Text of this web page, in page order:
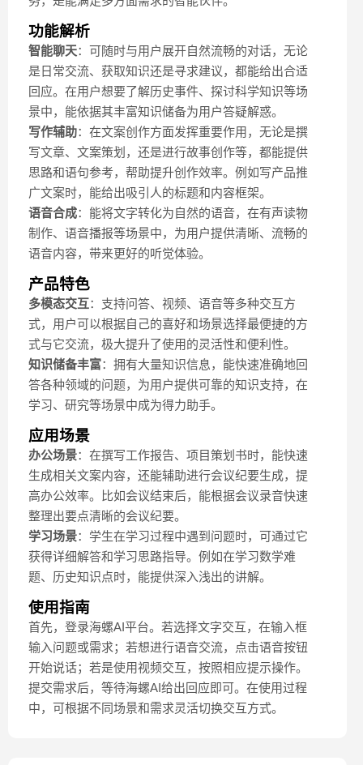
功能解析
智能聊天：可随时与用户展开自然流畅的对话，无论
是日常交流、获取知识还是寻求建议，都能给出合适
回应。在用户想要了解历史事件、探讨科学知识等场
景中，能依据其丰富知识储备为用户答疑解惑。
写作辅助：在文案创作方面发挥重要作用，无论是撰
写文章、文案策划，还是进行故事创作等，都能提供
思路和语句参考，帮助提升创作效率。例如写产品推
广文案时，能给出吸引人的标题和内容框架。
语音合成：能将文字转化为自然的语音，在有声读物
制作、语音播报等场景中，为用户提供清晰、流畅的
语音内容，带来更好的听觉体验。
产品特色
多模态交互：支持问答、视频、语音等多种交互方
式，用户可以根据自己的喜好和场景选择最便捷的方
式与它交流，极大提升了使用的灵活性和便利性。
知识储备丰富：拥有大量知识信息，能快速准确地回
答各种领域的问题，为用户提供可靠的知识支持，在
学习、研究等场景中成为得力助手。
应用场景
办公场景：在撰写工作报告、项目策划书时，能快速
生成相关文案内容，还能辅助进行会议纪要生成，提
高办公效率。比如会议结束后，能根据会议录音快速
整理出要点清晰的会议纪要。
学习场景：学生在学习过程中遇到问题时，可通过它
获得详细解答和学习思路指导。例如在学习数学难
题、历史知识点时，能提供深入浅出的讲解。
使用指南
首先，登录海螺AI平台。若选择文字交互，在输入框
输入问题或需求；若想进行语音交流，点击语音按钮
开始说话；若是使用视频交互，按照相应提示操作。
提交需求后，等待海螺AI给出回应即可。在使用过程
中，可根据不同场景和需求灵活切换交互方式。